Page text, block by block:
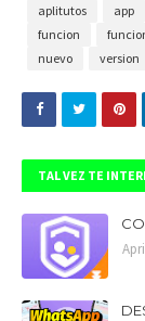
aplitutos
app
funcion
nuevo
version
TAL VEZ TE